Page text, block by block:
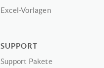
Excel-Vorlagen
SUPPORT
Support Pakete